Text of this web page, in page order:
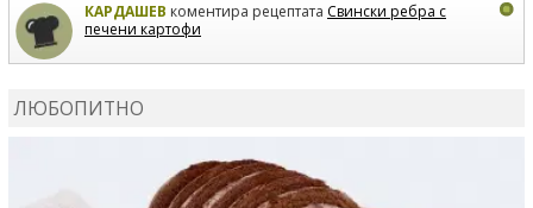
КАРДАШЕВ коментира рецептата Свински ребра с
печени картофи
ЛЮБОПИТНО